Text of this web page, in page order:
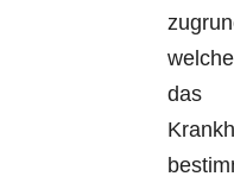
welche
das